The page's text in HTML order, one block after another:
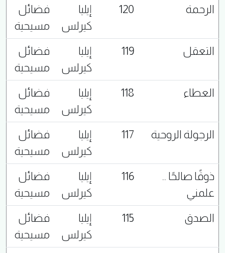
الرحمة 120
إيليا
كيرلس
فضائل
مسيحية
التعقل
119
إيليا
كيرلس
فضائل
مسيحية
العطاء
118
إيليا
كيرلس
فضائل
مسيحية
الرجولة الروحية
117
إيليا
كيرلس
فضائل
مسيحية
ذوقًا صالحًا ..
علمني
116
إيليا
كيرلس
فضائل
مسيحية
الصدق
115
إيليا
كيرلس
فضائل
مسيحية